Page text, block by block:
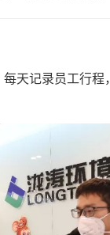
天记录员工行